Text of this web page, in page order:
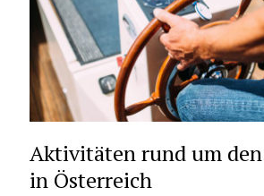
Aktivitäten rund um den
in Österreich